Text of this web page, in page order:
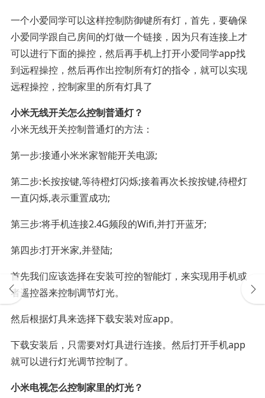
一个小爱同学可以这样控制防御键所有灯，首先，要确保
小爱同学跟自己房间的灯做一个链接，因为只有连接上才
可以进行下面的操控，然后再手机上打开小爱同学app找
到远程操控，然后再作出控制所有灯的指令，就可以实现
远程操控，控制家里的所有灯具了
小米无线开关怎么控制普通灯？
小米无线开关控制普通灯的方法：
第一步:接通小米米家智能开关电源;
第二步:长按按键,等待橙灯闪烁;接着再次长按按键,待橙灯
一直闪烁,表示重置成功;
第三步:将手机连接2.4G频段的Wifi,并打开蓝牙;
第四步:打开米家,并登陆;
首先我们应该选择在安装可控的智能灯，来实现用手机或
者遥控器来控制调节灯光。
然后根据灯具来选择下载安装对应app。
下载安装后，只需要对灯具进行连接。然后打开手机app
就可以进行灯光调节控制了。
小米电视怎么控制家里的灯光？